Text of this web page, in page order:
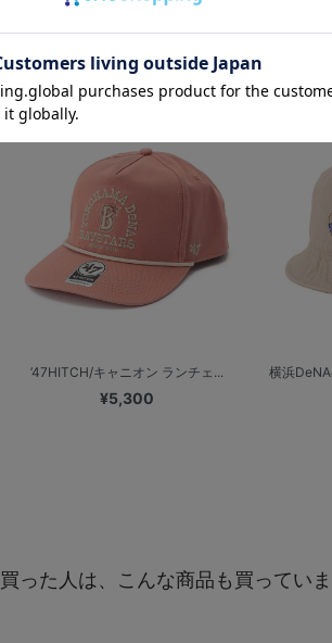
¥5,500
’47HITCH/キャニオン ランチェ...
¥5,300
横浜
った人は、こんな商品も買ってい